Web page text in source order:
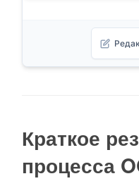
Краткое
процесса